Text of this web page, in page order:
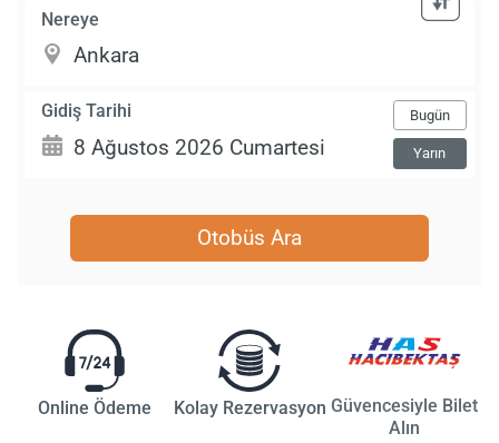
Nereye
Gidiş Tarihi Bugün
Yarın
Otobüs Ara
Online Ödeme Kolay Rezervasyon Güvencesiyle Bilet
Alın